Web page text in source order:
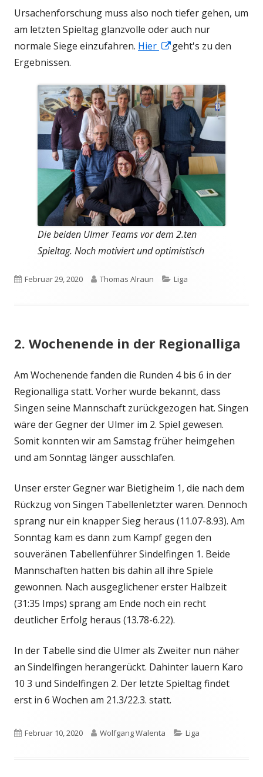
Ursachenforschung muss also noch tiefer gehen, um
am letzten Spieltag glanzvolle oder auch nur
normale Siege einzufahren. Hier
In
öffnen
geht's zu den
Ergebnissen.
Die beiden Ulmer Teams vor dem 2.ten
Spieltag. Noch motiviert und optimistisch
Veröffentlicht
Februar 29, 2020 Autor
Thomas Alraun Kategorien
Liga
2. Wochenende in der Regionalliga
Am Wochenende fanden die Runden 4 bis 6 in der
Regionalliga statt. Vorher wurde bekannt, dass
Singen seine Mannschaft zurückgezogen hat. Singen
wäre der Gegner der Ulmer im 2. Spiel gewesen.
Somit konnten wir am Samstag früher heimgehen
und am Sonntag länger ausschlafen.
Unser erster Gegner war Bietigheim 1, die nach dem
Rückzug von Singen Tabellenletzter waren. Dennoch
sprang nur ein knapper Sieg heraus (11.07-8.93). Am
Sonntag kam es dann zum Kampf gegen den
souveränen Tabellenführer Sindelfingen 1. Beide
Mannschaften hatten bis dahin all ihre Spiele
gewonnen. Nach ausgeglichener erster Halbzeit
(31:35 Imps) sprang am Ende noch ein recht
deutlicher Erfolg heraus (13.78-6.22).
In der Tabelle sind die Ulmer als Zweiter nun näher
an Sindelfingen herangerückt. Dahinter lauern Karo
10 3 und Sindelfingen 2. Der letzte Spieltag findet
erst in 6 Wochen am 21.3/22.3. statt.
Veröffentlicht
Februar 10, 2020 Autor
Wolfgang Walenta Kategorien
Liga